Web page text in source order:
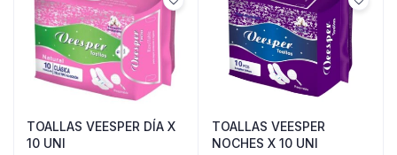
TOALLAS VEESPER DÍA X
10 UNI
TOALLAS VEESPER
NOCHES X 10 UNI